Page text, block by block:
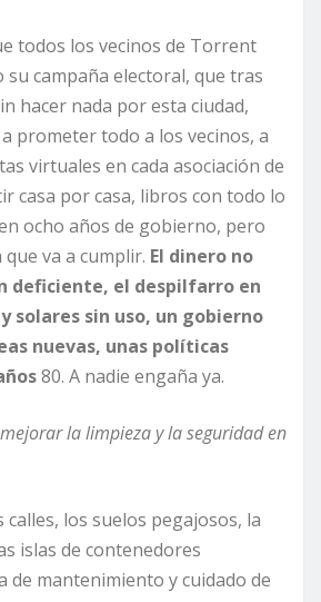
todos los vecinos de Torrent
su campaña electoral, que tras
hacer nada por esta ciudad,
prometer todo a los vecinos, a
virtuales en cada asociación de
casa por casa, libros con todo lo
ocho años de gobierno, pero
va a cumplir. El dinero no
deficiente, el despilfarro en
solares sin uso, un gobierno
nuevas, unas políticas
80. A nadie engaña ya.
la limpieza y la seguridad en
calles, los suelos pegajosos, la
islas de contenedores
de mantenimiento y cuidado de